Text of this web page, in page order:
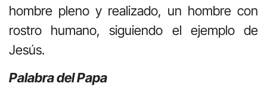
hombre pleno y realizado, un hombre con
rostro humano, siguiendo el ejemplo de
Jesús.
Palabra del Papa